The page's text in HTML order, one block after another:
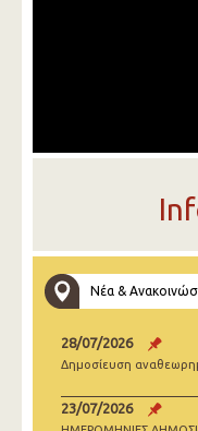
Νέα &
28/07/2026
Δημοσίευση
23/07/2026